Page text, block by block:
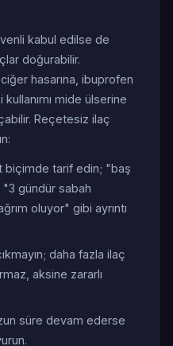
kabul edilse de
doğurabilir.
hasarına, ibuprofen
mide ülserine
Reçetesiz ilaç
biçimde tarif edin; "baş
"3 gündür sabah
oluyor" gibi ayrıntı
daha fazla ilaç
aksine zararlı
süre devam ederse